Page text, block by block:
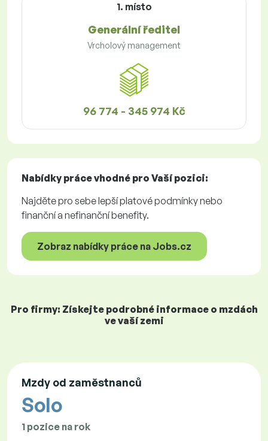
1. místo
Generální ředitel
Vrcholový management
96 774 - 345 974 Kč
Nabídky prácevhodné pro Vaší pozici:
Najděte pro sebe lepší platové podmínky nebo
finanční a nefinanční benefity.
Zobraz nabídky práce na Jobs.cz
Pro firmy: Získejte podrobné informace o mzdách
ve vaší zemi
Mzdy od zaměstnanců
Solo
1 pozice na rok